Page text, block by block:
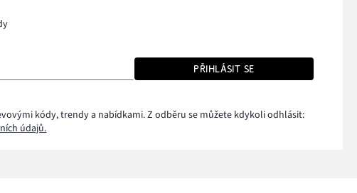
PŘIHLÁSIT SE
kódy, trendy a nabídkami. Z odběru se můžete kdykoli odhlásit:
údajů.